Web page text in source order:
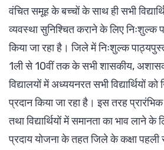
वंचित समूह के बच्चों के साथ ही सभी
व्यवस्था सुनिश्चित कराने के लिए निःशुल्क
किया जा रहा है। जिले में निःशुल्क
1ली से 10वीं तक के सभी शासकीय,
विद्यालयों में अध्ययनरत सभी विद्यार्थियों
प्रदान किया जा रहा है। इस तरह
तथा विद्यार्थियों में समानता का भाव लाने
प्रदाय योजना के तहत जिले के कक्षा